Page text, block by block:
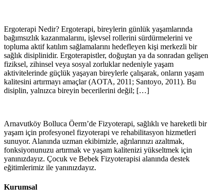
Ergoterapi Nedir? Ergoterapi, bireylerin günlük yaşamlarında
bağımsızlık kazanmalarını, işlevsel rollerini sürdürmelerini ve
topluma aktif katılım sağlamalarını hedefleyen kişi merkezli bir
sağlık disiplinidir. Ergoterapistler, doğuştan ya da sonradan gelişen
fiziksel, zihinsel veya sosyal zorluklar nedeniyle yaşam
aktivitelerinde güçlük yaşayan bireylerle çalışarak, onların yaşam
kalitesini artırmayı amaçlar (AOTA, 2011; Santoyo, 2011). Bu
disiplin, yalnızca bireyin becerilerini değil; […]
Arnavutköy Bolluca Öerm’de Fizyoterapi, sağlıklı ve hareketli bir
yaşam için profesyonel fizyoterapi ve rehabilitasyon hizmetleri
sunuyor. Alanında uzman ekibimizle, ağrılarınızı azaltmak,
fonksiyonunuzu artırmak ve yaşam kalitenizi yükseltmek için
yanınızdayız. Çocuk ve Bebek Fizyoterapisi alanında destek
eğitimlerimiz ile yanınızdayız.
Kurumsal